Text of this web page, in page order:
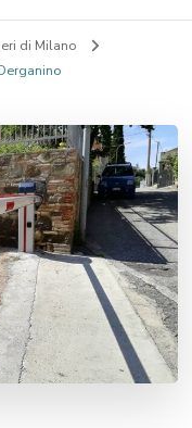
di Milano